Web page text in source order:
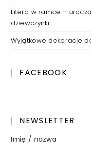
Litera w ramce –
dziewczynki
Wyjątkowe dekoracje
FACEBOOK
NEWSLETTER
Imię / nazwa